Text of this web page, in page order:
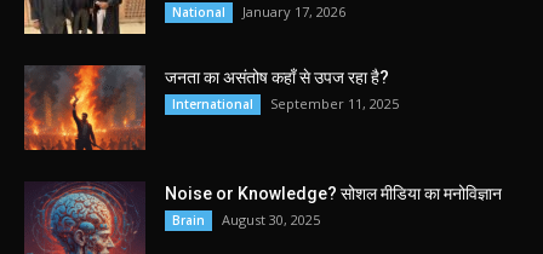
National January 17, 2026
जनता का असंतोष कहाँ से उपज रहा है?
International September 11, 2025
Noise or Knowledge? सोशल मीडिया का मनोविज्ञान
Brain August 30, 2025